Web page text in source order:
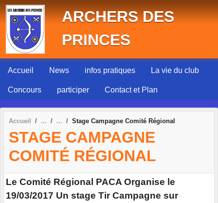
ARCHERS DES
PRINCES
Accueil News infos pratiques La vie du club
Concours participer Contact et Plan
Accueil Stage Campagne Comité Régional
STAGE CAMPAGNE
COMITÉ RÉGIONAL
Le Comité Régional PACA Organise le
19/03/2017 Un stage Tir Campagne sur
Panneau de gestion des cookies